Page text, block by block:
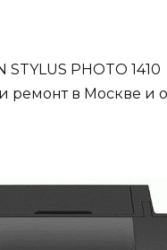
PHOTO 1410
ремонт в Москве и